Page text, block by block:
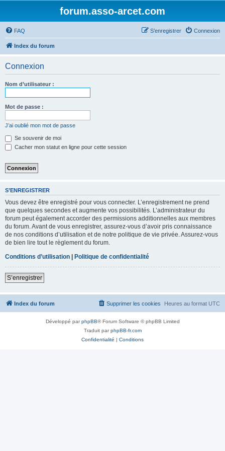
forum.asso-arcet.com
FAQ Connexion
S’enregistrer
Index du forum
Connexion
Nom d’utilisateur :
Mot de passe :
J’ai oublié mon mot de passe
Se souvenir de moi
Cacher mon statut en ligne pour cette session
S’ENREGISTRER
Vous devez être enregistré pour vous connecter. L’enregistrement ne prend
que quelques secondes et augmente vos possibilités. L’administrateur du
forum peut également accorder des permissions additionnelles aux membres
du forum. Avant de vous enregistrer, assurez-vous d’avoir pris connaissance
de nos conditions d’utilisation et de notre politique de vie privée. Assurez-vous
de bien lire tout le règlement du forum.
Conditions d’utilisation | Politique de confidentialité
S’enregistrer
Index du forum Heures au format UTC
Supprimer les cookies
Développé parphpBB® Forum Software © phpBB Limited
Traduit parphpBB-fr.com
Confidentialité | Conditions